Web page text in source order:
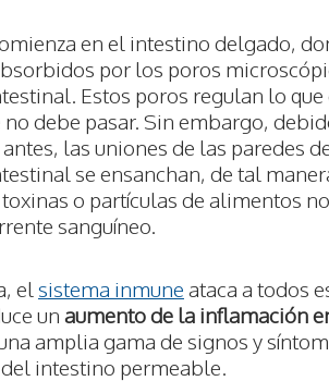
en el intestino delgado,
por los poros
Estos poros regulan lo
debe pasar. Sin embargo,
las uniones de las paredes
se ensanchan, de tal
o partículas de alimentos
sanguíneo.
el sistema inmune ataca a todos
un aumento de la inflamación
amplia gama de signos y
intestino permeable.